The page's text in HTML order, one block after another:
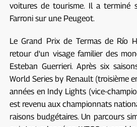
voitures de tourisme. Il a terminé
Farroni sur une Peugeot.
Le Grand Prix de Termas de Río
retour d'un visage familier des
Esteban Guerrieri. Après six
World Series by Renault (troisième
années en Indy Lights (vice-
est revenu aux championnats
raisons budgétaires. Un parcours